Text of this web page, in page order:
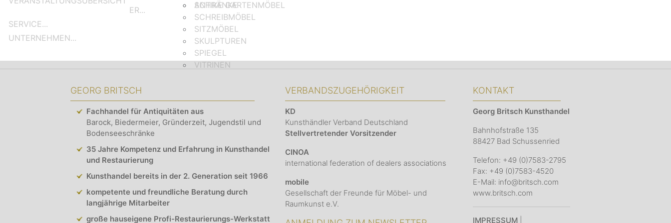
SCHRÄNKE
SCHREIBMÖBEL
SITZMÖBEL
SKULPTUREN
SPIEGEL
VITRINEN
ANTIKE GARTENMÖBEL
ER...
SERVICE...
UNTERNEHMEN...
GEORG BRITSCH
Fachhandel für Antiquitäten aus
Barock, Biedermeier, Gründerzeit, Jugendstil und
Bodenseeschränke
35 Jahre Kompetenz und Erfahrung in Kunsthandel
und Restaurierung
Kunsthandel bereits in der 2. Generation seit 1966
kompetente und freundliche Beratung durch
langjährige Mitarbeiter
große hauseigene Profi-Restaurierungs-Werkstatt
VERBANDSZUGEHÖRIGKEIT
KD
Kunsthändler Verband Deutschland
Stellvertretender Vorsitzender
CINOA
international federation of dealers associations
mobile
Gesellschaft der Freunde für Möbel- und
Raumkunst e.V.
KONTAKT
Georg Britsch Kunsthandel
Bahnhofstraße 135
88427 Bad Schussenried
Telefon: +49 (0)7583-2795
Fax: +49 (0)7583-4520
E-Mail: info@britsch.com
www.britsch.com
IMPRESSUM